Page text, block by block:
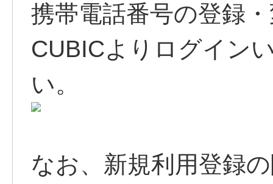
携帯電話番号の登録
CUBICよりログイン
い。
なお、新規利用登録